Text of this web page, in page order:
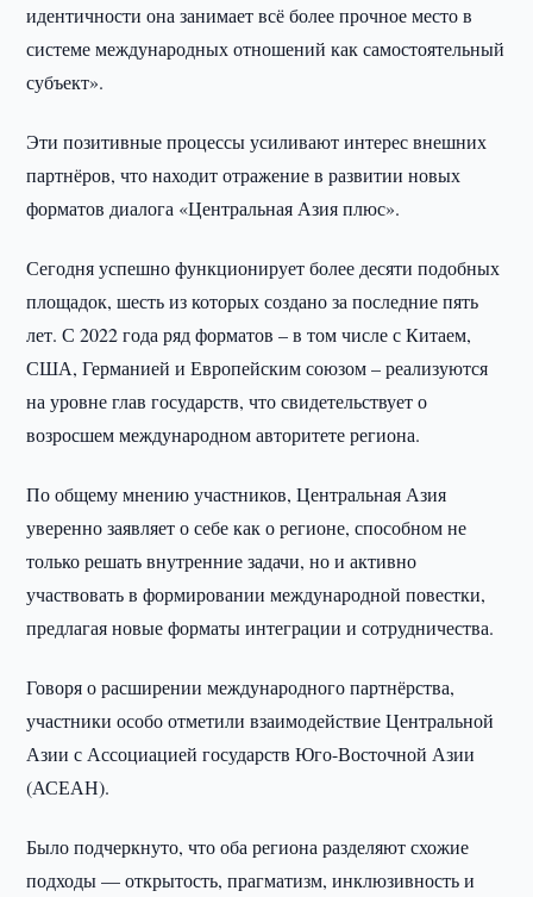
идентичности она занимает всё более прочное место в
системе международных отношений как самостоятельный
субъект».
Эти позитивные процессы усиливают интерес внешних
партнёров, что находит отражение в развитии новых
форматов диалога «Центральная Азия плюс».
Сегодня успешно функционирует более десяти подобных
площадок, шесть из которых создано за последние пять
лет. С 2022 года ряд форматов – в том числе с Китаем,
США, Германией и Европейским союзом – реализуются
на уровне глав государств, что свидетельствует о
возросшем международном авторитете региона.
По общему мнению участников, Центральная Азия
уверенно заявляет о себе как о регионе, способном не
только решать внутренние задачи, но и активно
участвовать в формировании международной повестки,
предлагая новые форматы интеграции и сотрудничества.
Говоря о расширении международного партнёрства,
участники особо отметили взаимодействие Центральной
Азии с Ассоциацией государств Юго-Восточной Азии
(АСЕАН).
Было подчеркнуто, что оба региона разделяют схожие
подходы — открытость, прагматизм, инклюзивность и